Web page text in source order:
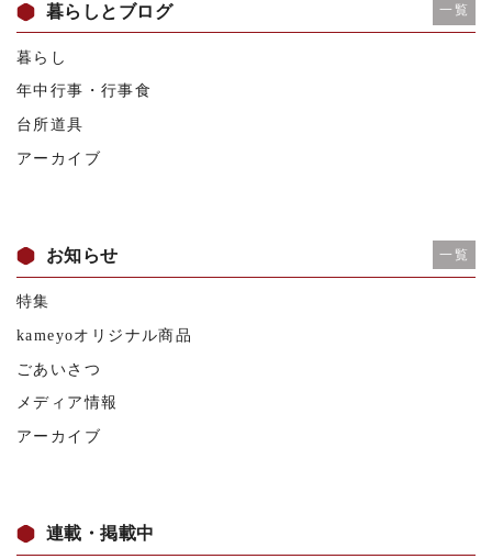
暮らしとブログ 一覧
暮らし
年中行事・行事食
台所道具
アーカイブ
お知らせ 一覧
特集
kameyoオリジナル商品
ごあいさつ
メディア情報
アーカイブ
連載・掲載中